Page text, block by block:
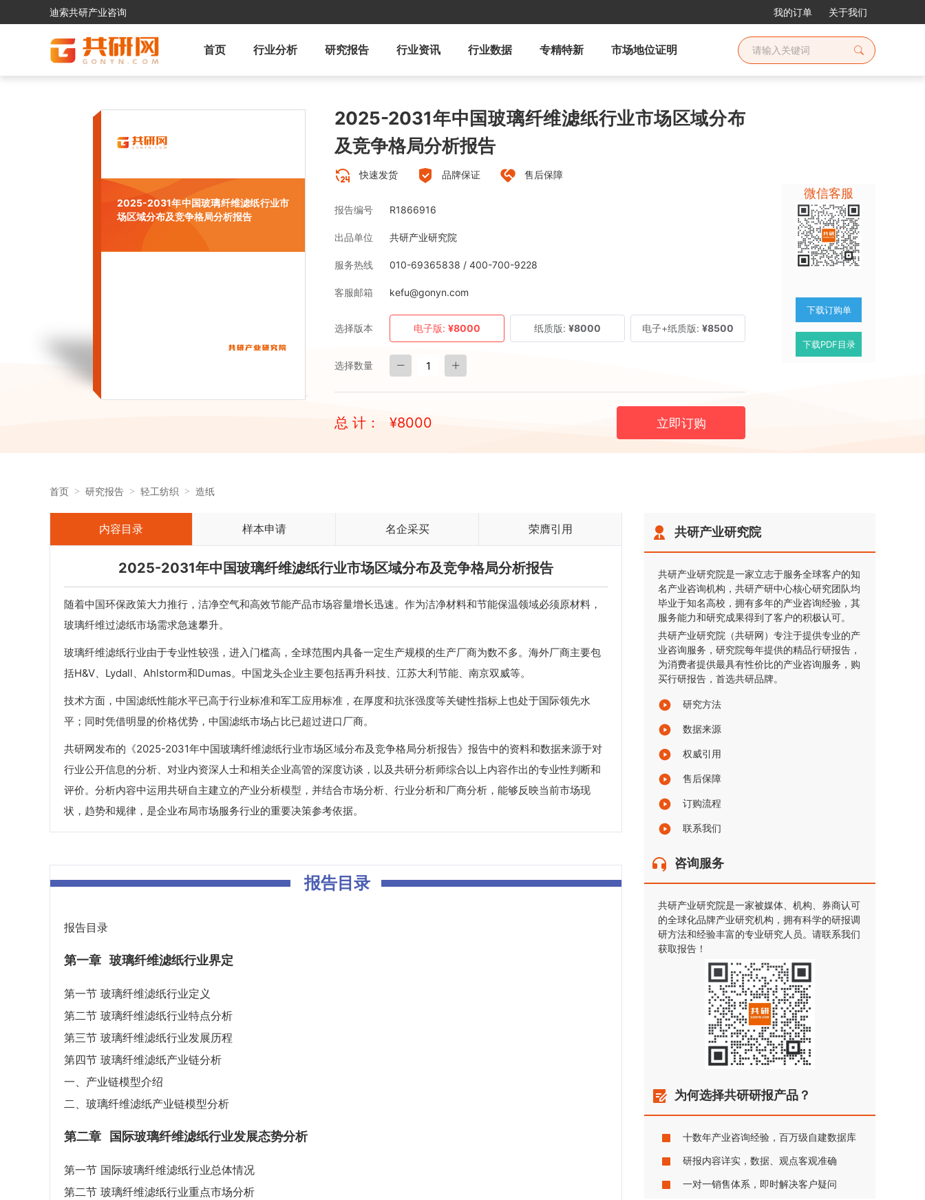
迪索共研产业咨询 我的订单 关于我们
首页 行业分析 研究报告 行业资讯 行业数据 专精特新 市场地位证明
2025-2031年中国玻璃纤维滤纸行业市
场区域分布及竞争格局分析报告
2025-2031年中国玻璃纤维滤纸行业市场区域分布
及竞争格局分析报告
快速发货 品牌保证 售后保障
报告编号 R1866916
出品单位 共研产业研究院
服务热线 010-69365838 / 400-700-9228
客服邮箱 kefu@gonyn.com
选择版本 电子版: ¥8000 纸质版: ¥8000 电子+纸质版: ¥8500
选择数量
总 计： ¥8000 立即订购
微信客服
下载订购单
下载PDF目录
首页 研究报告 轻工纺织 造纸
内容目录 样本申请 名企采买 荣膺引用
2025-2031年中国玻璃纤维滤纸行业市场区域分布及竞争格局分析报告
随着中国环保政策大力推行，洁净空气和高效节能产品市场容量增长迅速。作为洁净材料和节能保温领域必须原材料，
玻璃纤维过滤纸市场需求急速攀升。
玻璃纤维滤纸行业由于专业性较强，进入门槛高，全球范围内具备一定生产规模的生产厂商为数不多。海外厂商主要包
括H&V、Lydall、Ahlstorm和Dumas。中国龙头企业主要包括再升科技、江苏大利节能、南京双威等。
技术方面，中国滤纸性能水平已高于行业标准和军工应用标准，在厚度和抗张强度等关键性指标上也处于国际领先水
平；同时凭借明显的价格优势，中国滤纸市场占比已超过进口厂商。
共研网发布的《2025-2031年中国玻璃纤维滤纸行业市场区域分布及竞争格局分析报告》报告中的资料和数据来源于对
行业公开信息的分析、对业内资深人士和相关企业高管的深度访谈，以及共研分析师综合以上内容作出的专业性判断和
评价。分析内容中运用共研自主建立的产业分析模型，并结合市场分析、行业分析和厂商分析，能够反映当前市场现
状，趋势和规律，是企业布局市场服务行业的重要决策参考依据。
报告目录
报告目录
第一章 玻璃纤维滤纸行业界定
第一节 玻璃纤维滤纸行业定义
第二节 玻璃纤维滤纸行业特点分析
第三节 玻璃纤维滤纸行业发展历程
第四节 玻璃纤维滤纸产业链分析
一、产业链模型介绍
二、玻璃纤维滤纸产业链模型分析
第二章 国际玻璃纤维滤纸行业发展态势分析
第一节 国际玻璃纤维滤纸行业总体情况
第二节 玻璃纤维滤纸行业重点市场分析
共研产业研究院
共研产业研究院是一家立志于服务全球客户的知
名产业咨询机构，共研产研中心核心研究团队均
毕业于知名高校，拥有多年的产业咨询经验，其
服务能力和研究成果得到了客户的积极认可。
共研产业研究院（共研网）专注于提供专业的产
业咨询服务，研究院每年提供的精品行研报告，
为消费者提供最具有性价比的产业咨询服务，购
买行研报告，首选共研品牌。
研究方法
数据来源
权威引用
售后保障
订购流程
联系我们
咨询服务
共研产业研究院是一家被媒体、机构、券商认可
的全球化品牌产业研究机构，拥有科学的研报调
研方法和经验丰富的专业研究人员。请联系我们
获取报告！
为何选择共研研报产品？
十数年产业咨询经验，百万级自建数据库
研报内容详实，数据、观点客观准确
一对一销售体系，即时解决客户疑问